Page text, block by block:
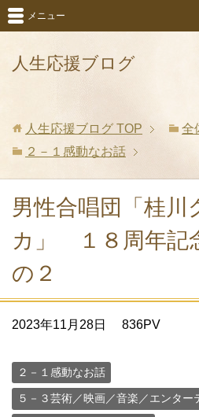
人生応援ブログ
メニュー
人生応援ブログ TOP
全
２－１感動なお話
男性合唱団「桂川
カ」 １８周年記
の２
2023年11月28日 836PV
２－１感動なお話
５－３芸術／映画／音楽／エンター